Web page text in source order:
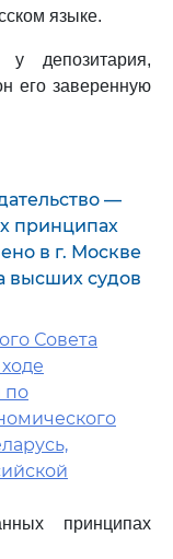
языке.
у депозитария,
его заверенную
—
принципах
в г. Москве
высших судов
Совета
по
принципах